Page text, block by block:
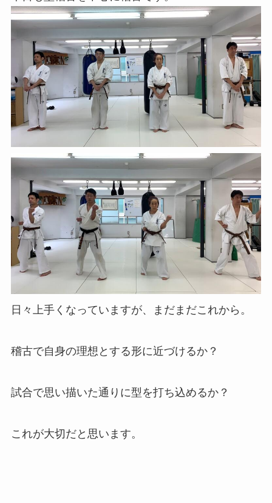
日々上手くなっていますが、まだまだこれから。
稽古で自身の理想とする形に近づけるか？
試合で思い描いた通りに型を打ち込めるか？
これが大切だと思います。